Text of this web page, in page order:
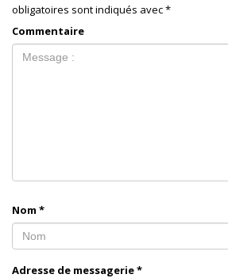
obligatoires sont indiqués avec*
Commentaire
Nom *
Adresse de messagerie*